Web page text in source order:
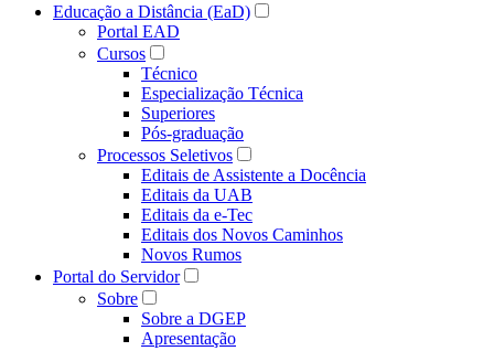
Educação a Distância (EaD)
Portal EAD
Cursos
Técnico
Especialização Técnica
Superiores
Pós-graduação
Processos Seletivos
Editais de Assistente a Docência
Editais da UAB
Editais da e-Tec
Editais dos Novos Caminhos
Novos Rumos
Portal do Servidor
Sobre
Sobre a DGEP
Apresentação